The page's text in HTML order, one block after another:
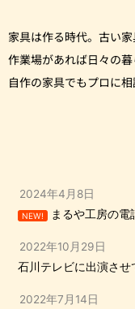
家具は作る時代。古い家
作業場があれば日々の暮
自作の家具でもプロに
2024年4月8日
NEW! まるや工房の電
2022年10月29日
石川テレビに出演させ
2022年7月14日